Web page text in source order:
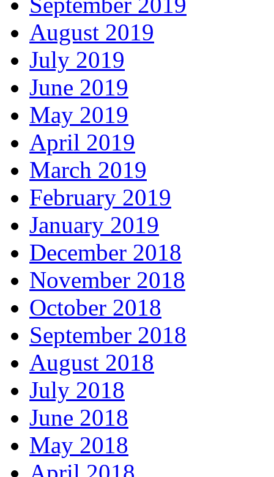
August 2019
July 2019
June 2019
May 2019
April 2019
March 2019
February 2019
January 2019
December 2018
November 2018
October 2018
September 2018
August 2018
July 2018
June 2018
May 2018